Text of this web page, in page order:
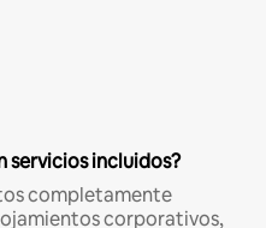
servicios incluidos?
completamente
corporativos,